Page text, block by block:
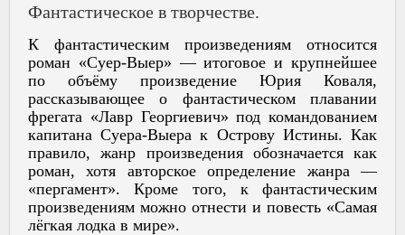
Фантастическое в творчестве.
К фантастическим произведениям относится
роман «Суер-Выер» — итоговое и крупнейшее
по объёму произведение Юрия Коваля,
рассказывающее о фантастическом плавании
фрегата «Лавр Георгиевич» под командованием
капитана Суера-Выера к Острову Истины. Как
правило, жанр произведения обозначается как
роман, хотя авторское определение жанра —
«пергамент». Кроме того, к фантастическим
произведениям можно отнести и повесть «Самая
лёгкая лодка в мире».